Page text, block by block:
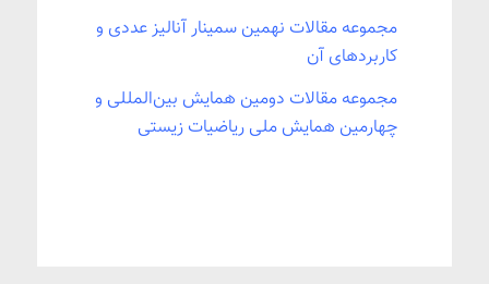
مجموعه مقالات نهمین سمینار آنالیز عددی و
کاربردهای آن
مجموعه مقالات دومین همایش بین‌المللی و
چهارمین همایش ملی ریاضیات زیستی